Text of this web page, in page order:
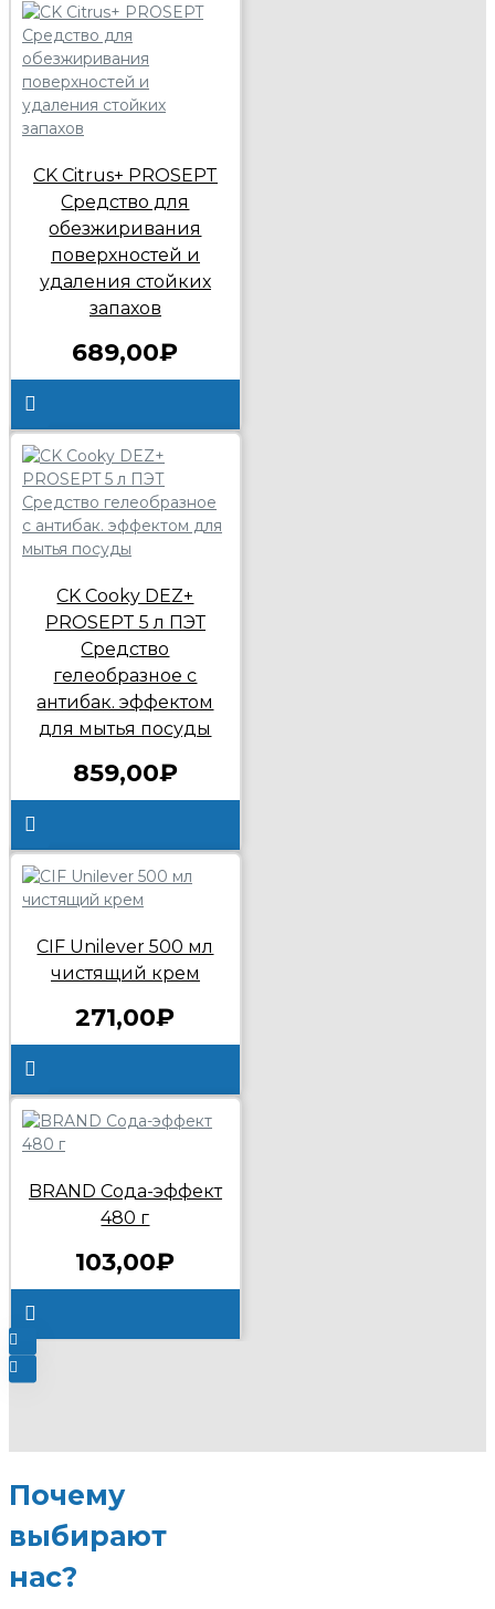
CK Citrus+ PROSEPT
Средство для
обезжиривания
поверхностей и
удаления стойких
запахов
689,00₽
CK Cooky DEZ+
PROSEPT 5 л ПЭТ
Средство
гелеобразное с
антибак. эффектом
для мытья посуды
859,00₽
CIF Unilever 500 мл
чистящий крем
271,00₽
BRAND Сода-эффект
480 г
103,00₽
Почему
выбирают
нас?